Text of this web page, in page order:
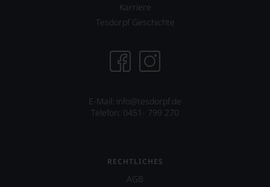
Karriere
Tesdorpf Geschichte
E-Mail: info@tesdorpf.de
Telefon: 0451- 799 270
RECHTLICHES
AGB